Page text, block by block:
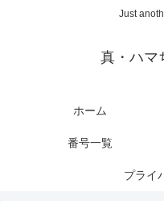
Just
真・ハマ
ホーム
番号一覧
プライ